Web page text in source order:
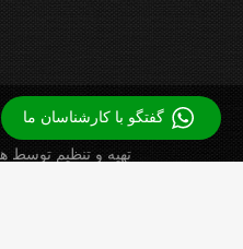
تهيه و تنظيم توسط
گفتگو با کارشناسان ما